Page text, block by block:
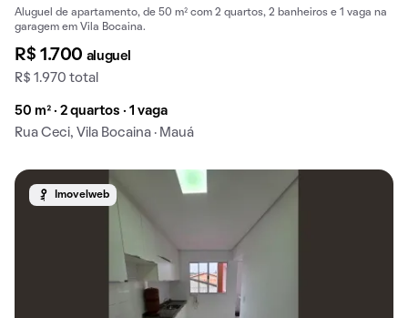
Aluguel de apartamento, de 50 m² com 2 quartos, 2 banheiros e 1 vaga na
garagem em Vila Bocaina.
R$ 1.700 aluguel
R$ 1.970 total
50 m² · 2 quartos · 1 vaga
Rua Ceci, Vila Bocaina · Mauá
Imovelweb